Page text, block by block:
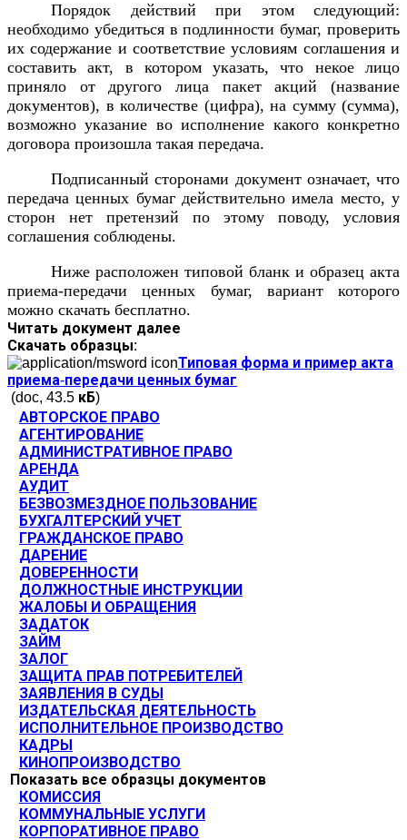
Порядок действий при этом следующий:
необходимо убедиться в подлинности бумаг, проверить
их содержание и соответствие условиям соглашения и
составить акт, в котором указать, что некое лицо
приняло от другого лица пакет акций (название
документов), в количестве (цифра), на сумму (сумма),
возможно указание во исполнение какого конкретно
договора произошла такая передача.
Подписанный сторонами документ означает, что
передача ценных бумаг действительно имела место, у
сторон нет претензий по этому поводу, условия
соглашения соблюдены.
Ниже расположен типовой бланк и образец акта
приема-передачи ценных бумаг, вариант которого
можно скачать бесплатно.
Читать документ далее
Скачать образцы:
Типовая форма и пример акта
приема-передачи ценных бумаг
(doc, 43.5 кБ)
АВТОРСКОЕ ПРАВО
АГЕНТИРОВАНИЕ
АДМИНИСТРАТИВНОЕ ПРАВО
АРЕНДА
АУДИТ
БЕЗВОЗМЕЗДНОЕ ПОЛЬЗОВАНИЕ
БУХГАЛТЕРСКИЙ УЧЕТ
ГРАЖДАНСКОЕ ПРАВО
ДАРЕНИЕ
ДОВЕРЕННОСТИ
ДОЛЖНОСТНЫЕ ИНСТРУКЦИИ
ЖАЛОБЫ И ОБРАЩЕНИЯ
ЗАДАТОК
ЗАЙМ
ЗАЛОГ
ЗАЩИТА ПРАВ ПОТРЕБИТЕЛЕЙ
ЗАЯВЛЕНИЯ В СУДЫ
ИЗДАТЕЛЬСКАЯ ДЕЯТЕЛЬНОСТЬ
ИСПОЛНИТЕЛЬНОЕ ПРОИЗВОДСТВО
КАДРЫ
КИНОПРОИЗВОДСТВО
Показать все образцы документов
КОМИССИЯ
КОММУНАЛЬНЫЕ УСЛУГИ
КОРПОРАТИВНОЕ ПРАВО